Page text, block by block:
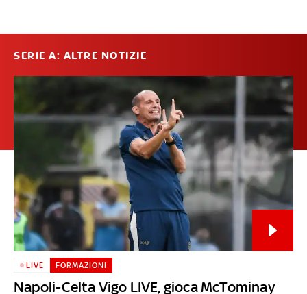
SERIE A: ALTRE NOTIZIE
Napoli-Celta Vigo LIVE, gioca McTominay
LIVE FORMAZIONI